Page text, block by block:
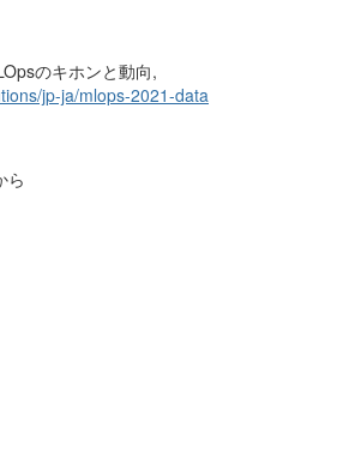
のキホンと動向,
jp-ja/mlops-2021-data
ら